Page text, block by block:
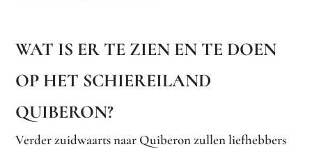
WAT IS ER TE ZIEN EN TE DOEN
OP HET SCHIEREILAND
QUIBERON?
Verder zuidwaarts naar Quiberon zullen liefhebbers